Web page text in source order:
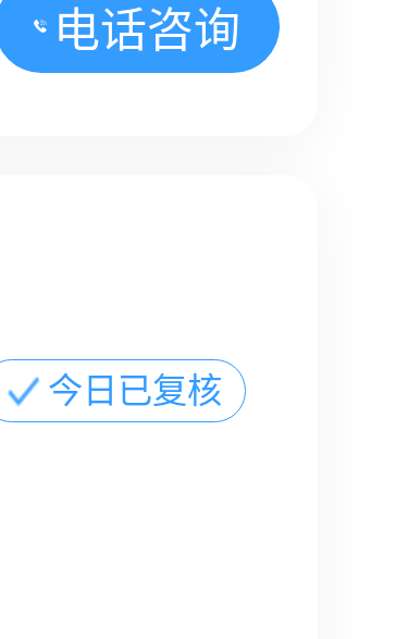
电话咨询
今日已复核